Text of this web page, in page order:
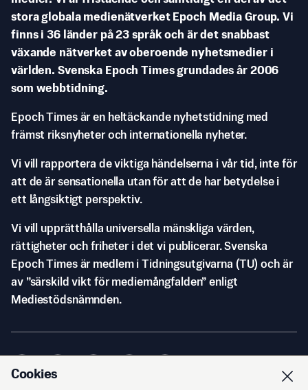
stora globala medienätverket Epoch Media Group. Vi
finns i 36 länder på 23 språk och är det snabbast
växande nätverket av oberoende nyhetsmedier i
världen. Svenska Epoch Times grundades år 2006
som webbtidning.
Epoch Times är en heltäckande nyhetstidning med
främst riksnyheter och internationella nyheter.
Vi vill rapportera de viktiga händelserna i vår tid, inte för
att de är sensationella utan för att de har betydelse i
ett långsiktigt perspektiv.
Vi vill upprätthålla universella mänskliga värden,
rättigheter och friheter i det vi publicerar. Svenska
Epoch Times är medlem i Tidningsutgivarna (TU) och är
av ”särskild vikt för mediemångfalden” enligt
Mediestödsnämnden.
Cookies